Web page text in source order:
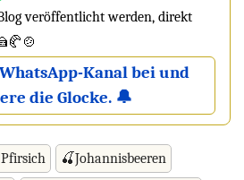
veröffentlicht werden, direkt
Kanal bei und
die Glocke. 🔔
🍒Johannisbeeren